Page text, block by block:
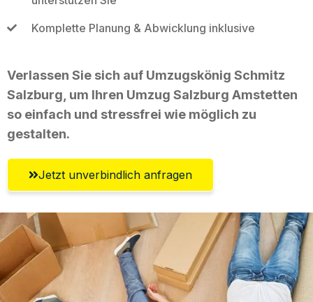
Komplette Planung & Abwicklung inklusive
Verlassen Sie sich auf Umzugskönig Schmitz
Salzburg, um Ihren Umzug Salzburg Amstetten
so einfach und stressfrei wie möglich zu
gestalten.
Jetzt unverbindlich anfragen